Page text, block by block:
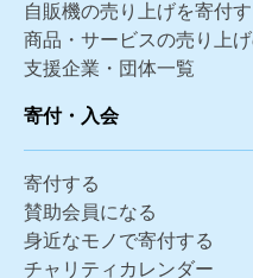
自販機の売り上げを寄付
商品・サービスの売り上
支援企業・団体一覧
寄付・入会
寄付する
賛助会員になる
身近なモノで寄付する
チャリティカレンダー